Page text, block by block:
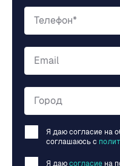
Телефон*
Email
Город
Я даю согласие на
соглашаюсь c
Я даю согласие на